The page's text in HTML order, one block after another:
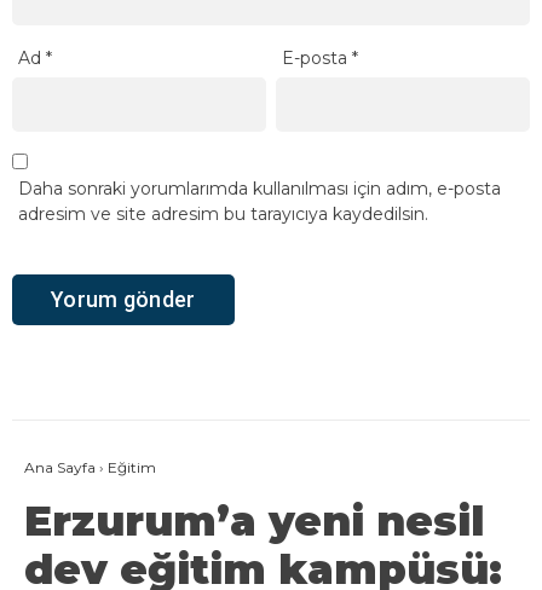
Ad * E-posta*
Daha sonraki yorumlarımda kullanılması için adım, e-posta
adresim ve site adresim bu tarayıcıya kaydedilsin.
Ana Sayfa › Eğitim
Erzurum’a yeni nesil
dev eğitim kampüsü: